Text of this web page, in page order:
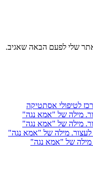
שלי לפעם הבאה שאגיב.
מילה של "אמא נגה"
מילה של "אמא נגה"
מילה של "אמא נגה"
מילה של "אמא נגה"